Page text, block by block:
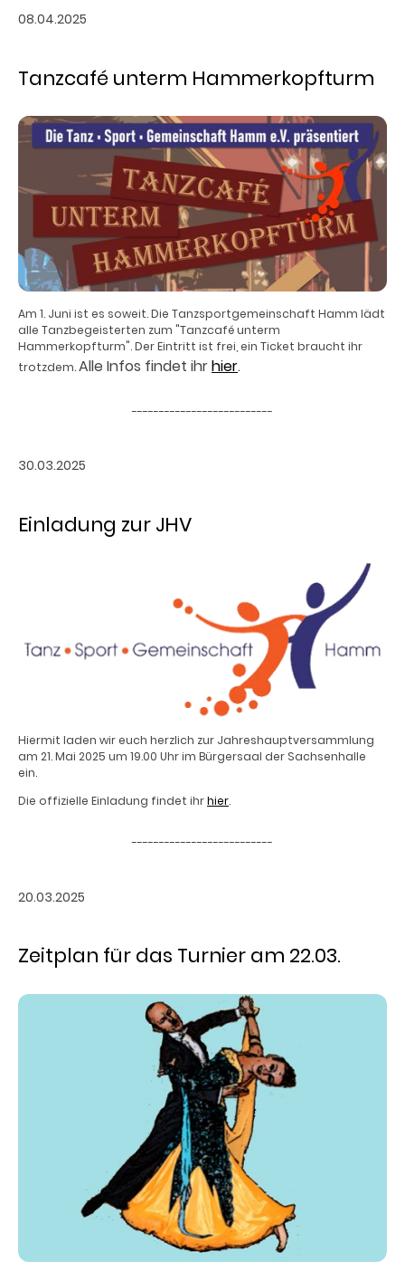
08.04.2025
Tanzcafé unterm Hammerkopfturm
Am 1. Juni ist es soweit. Die Tanzsportgemeinschaft Hamm lädt
alle Tanzbegeisterten zum "Tanzcafé unterm
Hammerkopfturm". Der Eintritt ist frei, ein Ticket braucht ihr
trotzdem.Alle Infos findet ihrhier.
--------------------------
30.03.2025
Einladung zur JHV
Hiermit laden wir euch herzlich zur Jahreshauptversammlung
am 21. Mai 2025 um 19.00 Uhr im Bürgersaal der Sachsenhalle
ein.
Die offizielle Einladung findet ihrhier.
--------------------------
20.03.2025
Zeitplan für das Turnier am 22.03.